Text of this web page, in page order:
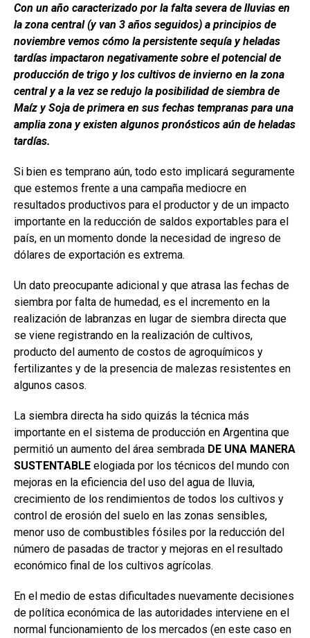
ce
b
o
o
k
at
s
A
p
p
ke
dI
n
m
p
ar
tir
Con un año caracterizado por la falta severa de lluvias en
la zona central (y van 3 años seguidos) a principios de
noviembre vemos cómo la persistente sequía y heladas
tardías impactaron negativamente sobre el potencial de
producción de trigo y los cultivos de invierno en la zona
central y a la vez se redujo la posibilidad de siembra de
Maíz y Soja de primera en sus fechas tempranas para una
amplia zona y existen algunos pronósticos aún de heladas
tardías.
Si bien es temprano aún, todo esto implicará seguramente
que estemos frente a una campaña mediocre en
resultados productivos para el productor y de un impacto
importante en la reducción de saldos exportables para el
país, en un momento donde la necesidad de ingreso de
dólares de exportación es extrema.
Un dato preocupante adicional y que atrasa las fechas de
siembra por falta de humedad, es el incremento en la
realización de labranzas en lugar de siembra directa que
se viene registrando en la realización de cultivos,
producto del aumento de costos de agroquímicos y
fertilizantes y de la presencia de malezas resistentes en
algunos casos.
La siembra directa ha sido quizás la técnica más
importante en el sistema de producción en Argentina que
permitió un aumento del área sembrada DE UNA MANERA
SUSTENTABLE elogiada por los técnicos del mundo con
mejoras en la eficiencia del uso del agua de lluvia,
crecimiento de los rendimientos de todos los cultivos y
control de erosión del suelo en las zonas sensibles,
menor uso de combustibles fósiles por la reducción del
número de pasadas de tractor y mejoras en el resultado
económico final de los cultivos agrícolas.
En el medio de estas dificultades nuevamente decisiones
de política económica de las autoridades interviene en el
normal funcionamiento de los mercados (en este caso en